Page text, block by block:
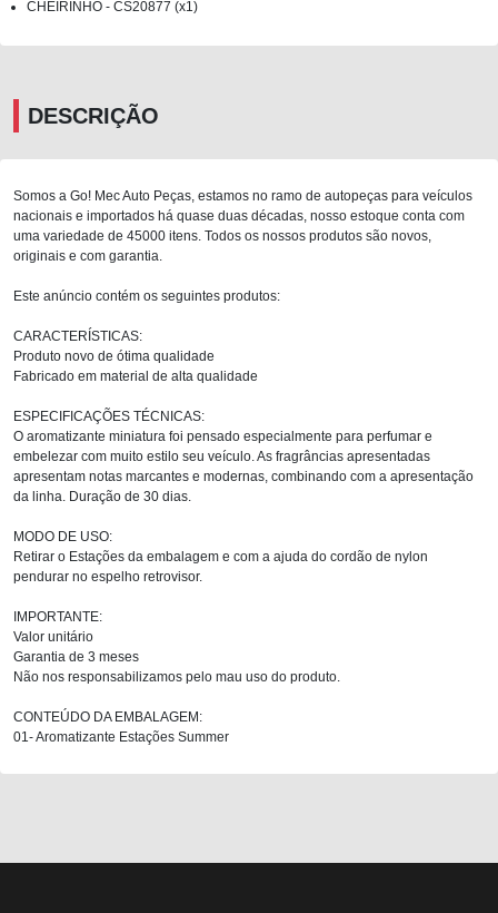
CHEIRINHO - CS20877 (x1)
DESCRIÇÃO
Somos a Go! Mec Auto Peças, estamos no ramo de autopeças para veículos
nacionais e importados há quase duas décadas, nosso estoque conta com
uma variedade de 45000 itens. Todos os nossos produtos são novos,
originais e com garantia.
Este anúncio contém os seguintes produtos:
CARACTERÍSTICAS:
Produto novo de ótima qualidade
Fabricado em material de alta qualidade
ESPECIFICAÇÕES TÉCNICAS:
O aromatizante miniatura foi pensado especialmente para perfumar e
embelezar com muito estilo seu veículo. As fragrâncias apresentadas
apresentam notas marcantes e modernas, combinando com a apresentação
da linha. Duração de 30 dias.
MODO DE USO:
Retirar o Estações da embalagem e com a ajuda do cordão de nylon
pendurar no espelho retrovisor.
IMPORTANTE:
Valor unitário
Garantia de 3 meses
Não nos responsabilizamos pelo mau uso do produto.
CONTEÚDO DA EMBALAGEM:
01- Aromatizante Estações Summer